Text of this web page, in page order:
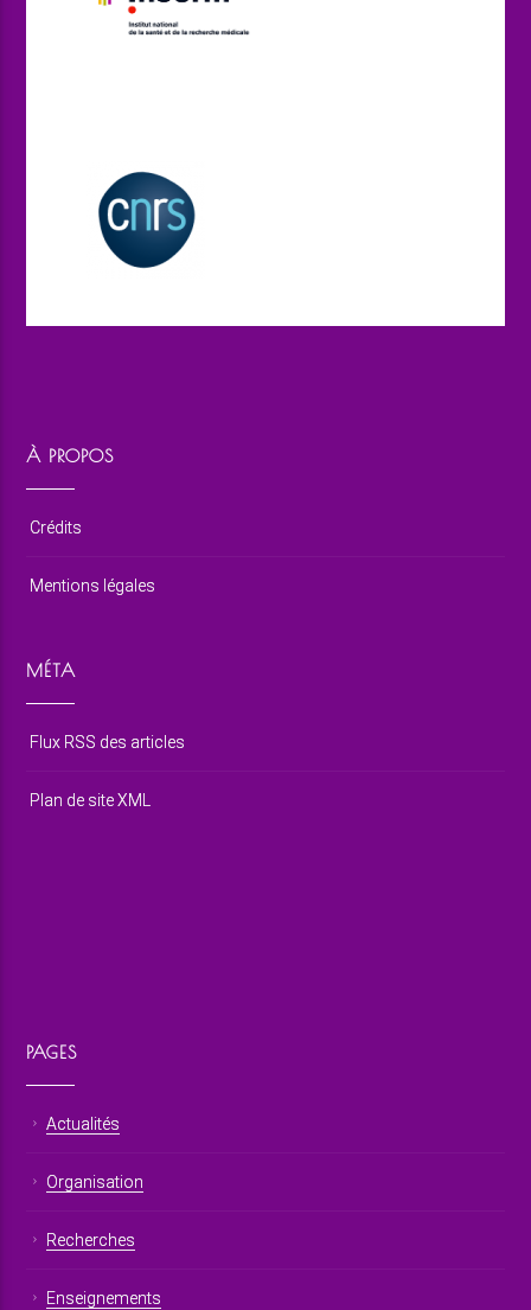
À PROPOS
Crédits
Mentions légales
MÉTA
Flux RSS des articles
Plan de site XML
PAGES
Actualités
Organisation
Recherches
Enseignements